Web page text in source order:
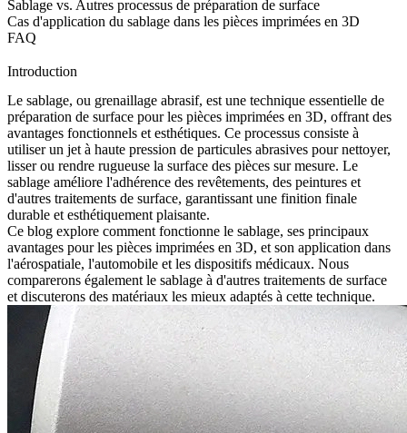
Sablage vs. Autres processus de préparation de surface
Cas d'application du sablage dans les pièces imprimées en 3D
FAQ
Introduction
Le sablage, ou grenaillage abrasif, est une technique essentielle de
préparation de surface pour les pièces imprimées en 3D, offrant des
avantages fonctionnels et esthétiques. Ce processus consiste à
utiliser un jet à haute pression de particules abrasives pour nettoyer,
lisser ou rendre rugueuse la surface des pièces sur mesure. Le
sablage améliore l'adhérence des revêtements, des peintures et
d'autres traitements de surface, garantissant une finition finale
durable et esthétiquement plaisante.
Ce blog explore comment fonctionne le sablage, ses principaux
avantages pour les pièces imprimées en 3D, et son application dans
l'aérospatiale, l'automobile et les dispositifs médicaux. Nous
comparerons également le sablage à d'autres traitements de surface
et discuterons des matériaux les mieux adaptés à cette technique.